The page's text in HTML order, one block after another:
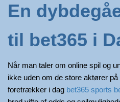
En
til bet365 i
Når man taler om online spil og
ikke uden om de store aktører
foretrækker i dag bet365 sports